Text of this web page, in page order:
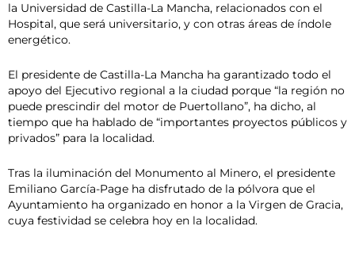
la Universidad de Castilla-La Mancha, relacionados con el
Hospital, que será universitario, y con otras áreas de índole
energético.
El presidente de Castilla-La Mancha ha garantizado todo el
apoyo del Ejecutivo regional a la ciudad porque “la región no
puede prescindir del motor de Puertollano”, ha dicho, al
tiempo que ha hablado de “importantes proyectos públicos y
privados” para la localidad.
Tras la iluminación del Monumento al Minero, el presidente
Emiliano García-Page ha disfrutado de la pólvora que el
Ayuntamiento ha organizado en honor a la Virgen de Gracia,
cuya festividad se celebra hoy en la localidad.